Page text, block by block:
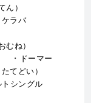
ん）
ケラバ
むね）
ドーマー
てどい）
シングル